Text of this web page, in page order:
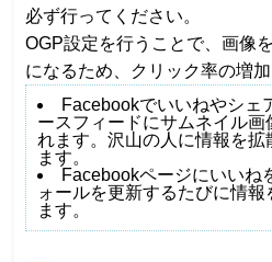
必ず行ってください。
OGP設定を行うことで、画像
になるため、クリック率の増加
Facebookでいいねやシェ
ースフィードにサムネイル画
れます。沢山の人に情報を拡
ます。
Facebookページにいいね
ォールを更新するたびに情報
ます。